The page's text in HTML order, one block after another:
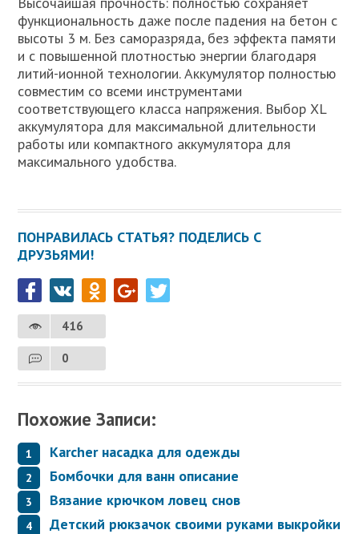
функциональность даже после падения на бетон с
высоты 3 м. Без саморазряда, без эффекта памяти
и с повышенной плотностью энергии благодаря
литий-ионной технологии. Аккумулятор полностью
совместим со всеми инструментами
соответствующего класса напряжения. Выбор XL
аккумулятора для максимальной длительности
работы или компактного аккумулятора для
максимального удобства.
ПОНРАВИЛАСЬ СТАТЬЯ? ПОДЕЛИСЬ С
ДРУЗЬЯМИ!
416
0
Похожие Записи:
Karcher насадка для одежды
Бомбочки для ванн описание
Вязание крючком ловец снов
Детский рюкзачок своими руками выкройки